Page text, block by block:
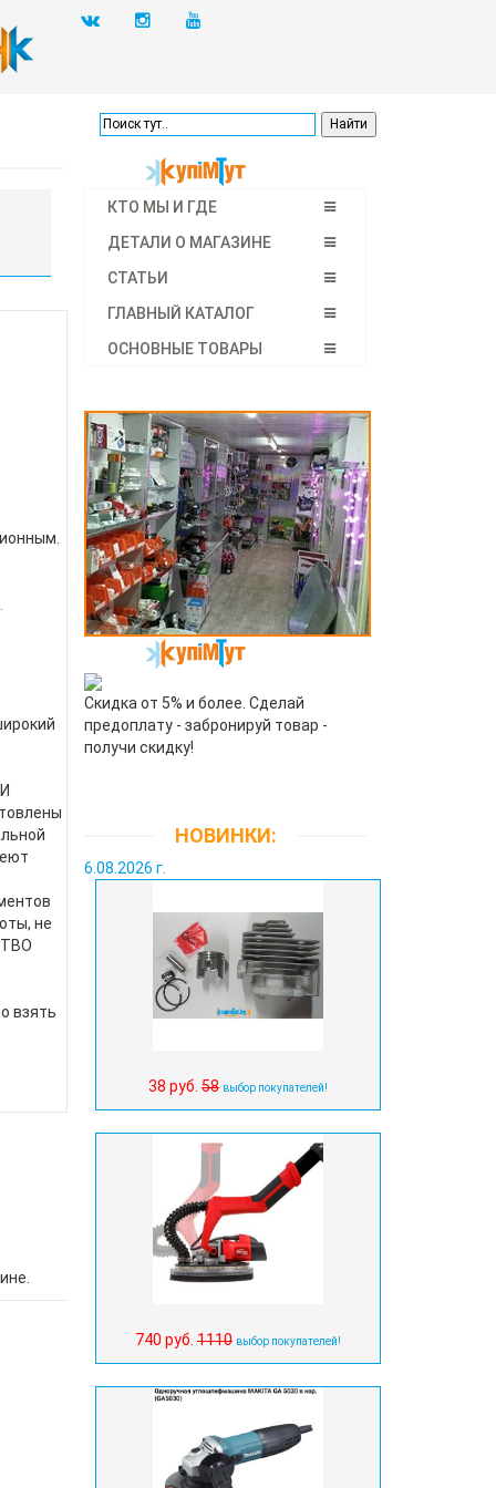
не
взять
КТО МЫ И ГДЕ
ДЕТАЛИ О МАГАЗИНЕ
СТАТЬИ
ГЛАВНЫЙ КАТАЛОГ
ОСНОВНЫЕ ТОВАРЫ
Скидка от 5% и более. Сделай
предоплату - забронируй товар -
получи скидку!
НОВИНКИ:
6.08.2026 г.
38 руб. 58 выбор покупателей!
740 руб. 1110 выбор покупателей!